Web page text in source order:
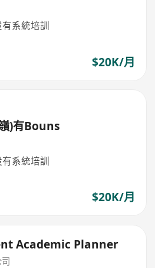
系統培訓
$20K/月
)有Bouns
系統培訓
$20K/月
Academic Planner